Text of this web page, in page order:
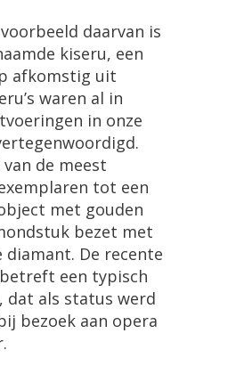
daarvan is
kiseru, een
afkomstig uit
waren al in
in onze
de meest
tot een
met gouden
bezet met
diamant. De recente
een typisch
dat als status werd
bezoek aan opera